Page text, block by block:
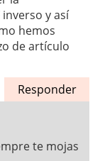
y así
hemos
de artículo
Responder
te mojas